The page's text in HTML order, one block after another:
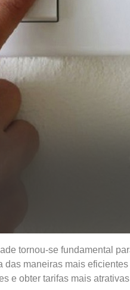
tornou-se fundamental
maneiras mais
e obter tarifas mais